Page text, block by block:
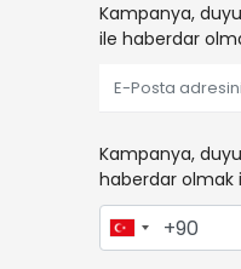
Kampanya,
ile haberdar
Kampanya,
haberdar olmak